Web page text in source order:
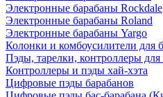
Электронные барабаны Rockdale
Электронные барабаны Roland
Электронные барабаны Yargo
Колонки и комбоусилители для
Пэды, тарелки, контроллеры
Контроллеры и пэды хай-хэта
Цифровые пэды барабанов